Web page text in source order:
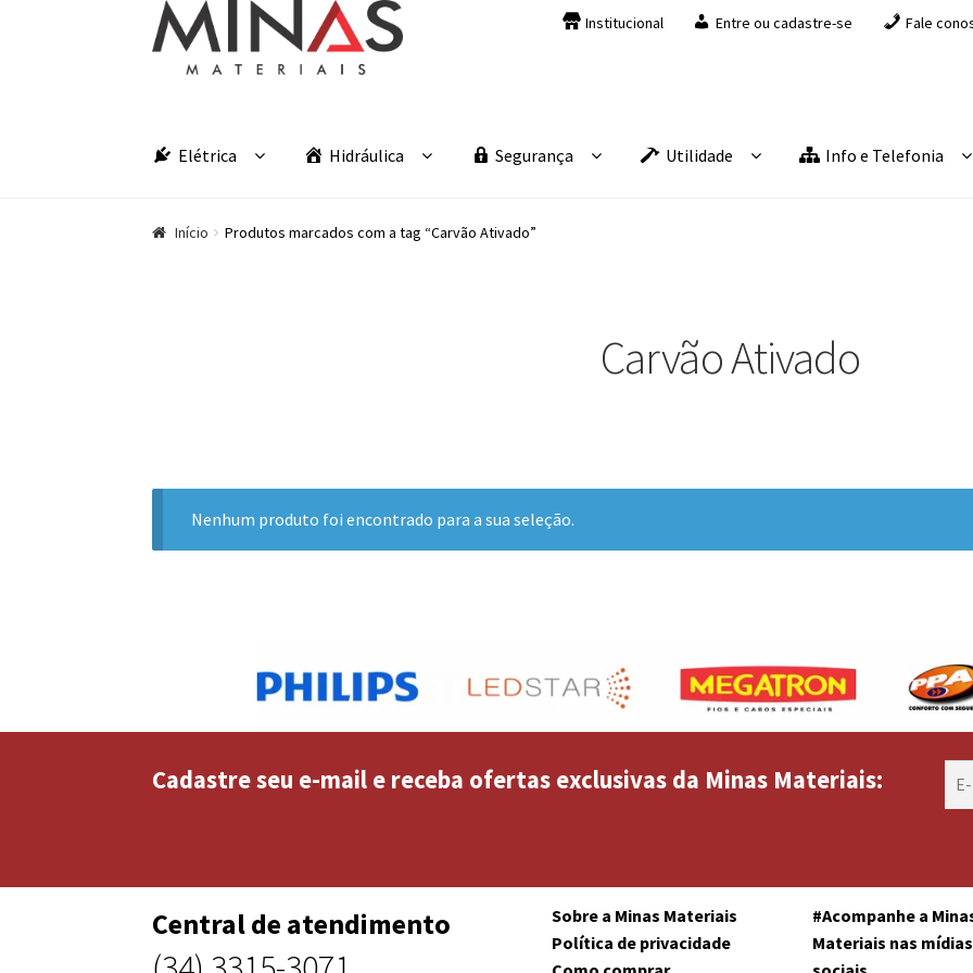
Pular para navegação
Pular para o conteúdo Institucional Entre ou cadastre-se Fale
Elétrica Hidráulica Segurança Utilidade Info e Telefonia
Início Produtos marcados com a tag “Carvão Ativado”
Carvão Ativado
Nenhum produto foi encontrado para a sua seleção.
Cadastre seu e-mail e receba ofertas exclusivas da Minas Materiais:
Central de atendimento
Sobre a Minas Materiais
Política de privacidade
#Acompanhe a
Materiais nas mídias